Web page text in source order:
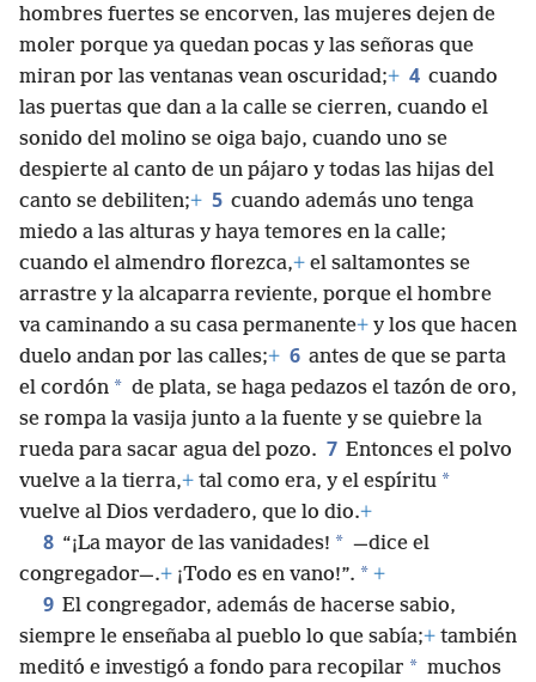
hombres fuertes se encorven, las mujeres dejen de
moler porque ya quedan pocas y las señoras que
miran por las ventanas vean oscuridad;+ 4 cuando
las puertas que dan a la calle se cierren, cuando el
sonido del molino se oiga bajo, cuando uno se
despierte al canto de un pájaro y todas las hijas del
canto se debiliten;+ 5 cuando además uno tenga
miedo a las alturas y haya temores en la calle;
cuando el almendro florezca,+ el saltamontes se
arrastre y la alcaparra reviente, porque el hombre
va caminando a su casa permanente+ y los que hacen
duelo andan por las calles;+ 6 antes de que se parta
el cordón * de plata, se haga pedazos el tazón de oro,
se rompa la vasija junto a la fuente y se quiebre la
rueda para sacar agua del pozo. 7 Entonces el polvo
vuelve a la tierra,+ tal como era, y el espíritu *
vuelve al Dios verdadero, que lo dio.+
8 “¡La mayor de las vanidades! * —dice el
congregador—.+ ¡Todo es en vano!”. * +
9 El congregador, además de hacerse sabio,
siempre le enseñaba al pueblo lo que sabía;+ también
meditó e investigó a fondo para recopilar * muchos